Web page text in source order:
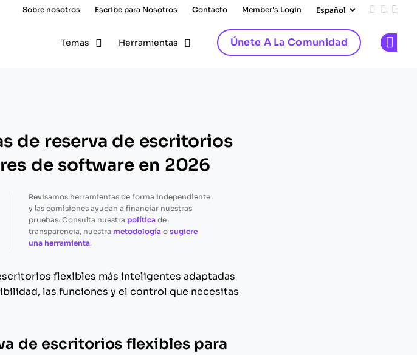
Sobre nosotros Escribe para Nosotros Contacto Member's Login Add us
Follow
Temas Herramientas Únete A La Comunidad
de reserva de escritorios
de software en 2026
Revisamos herramientas de forma independiente
y las comisiones ayudan a financiar nuestras
pruebas. Consulta nuestra políticade
transparencia, nuestra metodologíao sugiere
una herramienta.
flexibles más inteligentes adaptadas
las funciones y el control que necesitas
de escritorios flexibles para